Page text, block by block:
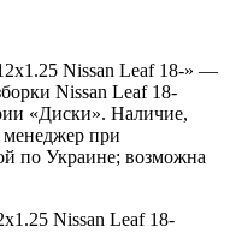
Nissan Leaf 18-» —
Nissan Leaf 18-
«Диски». Наличие,
менеджер при
по Украине; возможна
Nissan Leaf 18-